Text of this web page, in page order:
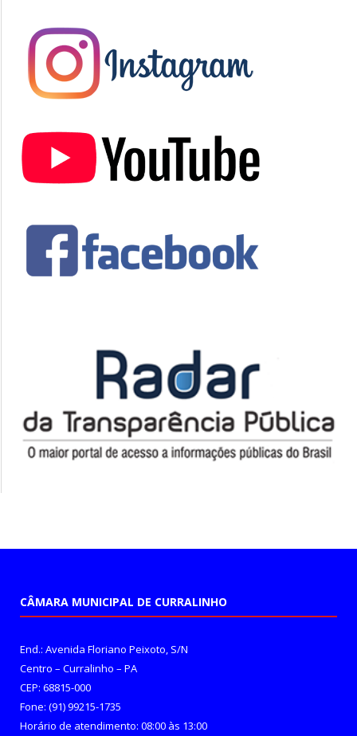
CÂMARA MUNICIPAL DE CURRALINHO
End.: Avenida Floriano Peixoto, S/N
Centro – Curralinho – PA
CEP: 68815-000
Fone: (91) 99215-1735
Horário de atendimento: 08:00 às 13:00